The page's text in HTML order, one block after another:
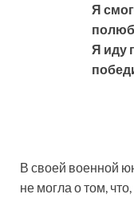
Я
Я иду
В своей военной
не могла о том,